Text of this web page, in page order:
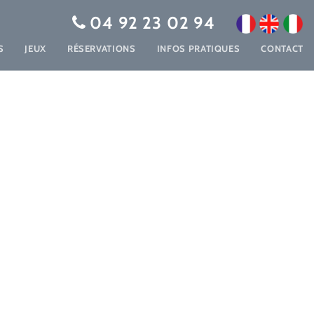
04 92 23 02 94
JEUX RÉSERVATIONS INFOS PRATIQUES CONTACT